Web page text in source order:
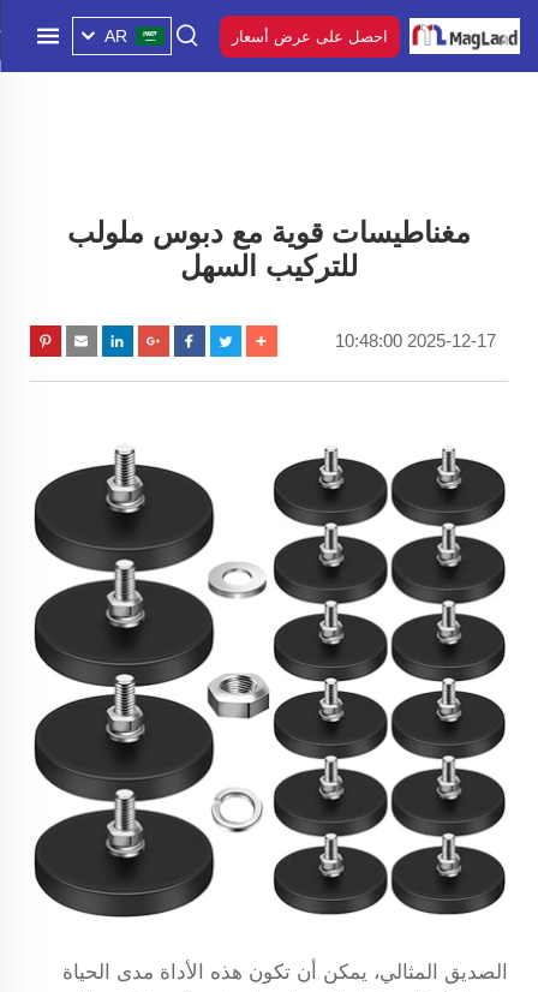
احصل على عرض أسعار AR
مغناطيسات قوية مع دبوس ملولب
للتركيب السهل
2025-12-17 10:48:00
الصديق المثالي، يمكن أن تكون هذه الأداة مدى الحياة